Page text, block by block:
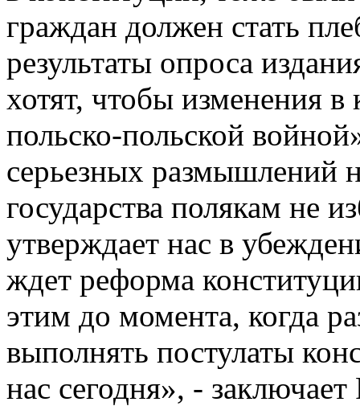
граждан должен стать
результаты опроса
хотят, чтобы изменения в
польско-польской
серьезных размышлений
государства полякам не
утверждает нас в
ждет реформа
этим до момента, когда
выполнять постулаты
нас сегодня», -